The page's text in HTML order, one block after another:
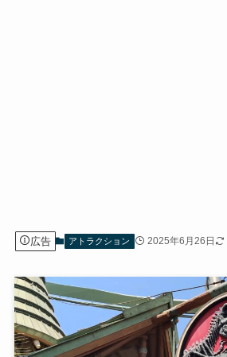
広告 アトラクション 2025年6月26日